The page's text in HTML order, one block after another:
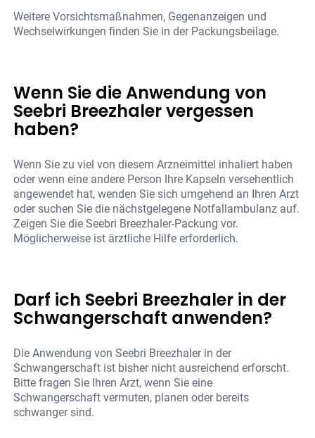
Weitere Vorsichtsmaßnahmen, Gegenanzeigen und
Wechselwirkungen finden Sie in der Packungsbeilage.
Wenn Sie die Anwendung von
Seebri Breezhaler vergessen
haben?
Wenn Sie zu viel von diesem Arzneimittel inhaliert haben
oder wenn eine andere Person Ihre Kapseln versehentlich
angewendet hat, wenden Sie sich umgehend an Ihren Arzt
oder suchen Sie die nächstgelegene Notfallambulanz auf.
Zeigen Sie die Seebri Breezhaler-Packung vor.
Möglicherweise ist ärztliche Hilfe erforderlich.
Darf ich Seebri Breezhaler in der
Schwangerschaft anwenden?
Die Anwendung von Seebri Breezhaler in der
Schwangerschaft ist bisher nicht ausreichend erforscht.
Bitte fragen Sie Ihren Arzt, wenn Sie eine
Schwangerschaft vermuten, planen oder bereits
schwanger sind.